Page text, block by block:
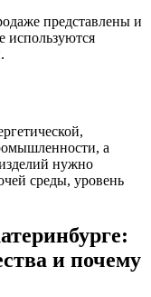
представлены и
используются
а
нужно
среды, уровень
и почему